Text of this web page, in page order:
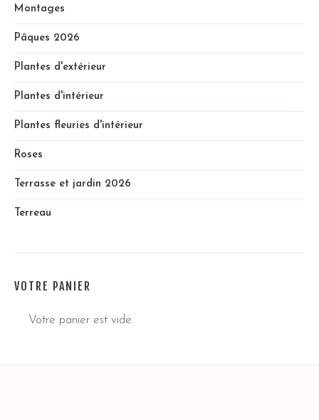
Montages
Pâques 2026
Plantes d'extérieur
Plantes d'intérieur
Plantes fleuries d'intérieur
Roses
Terrasse et jardin 2026
Terreau
VOTRE PANIER
Votre panier est vide.